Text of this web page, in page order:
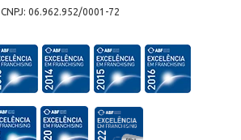
CNPJ: 06.962.952/0001-72